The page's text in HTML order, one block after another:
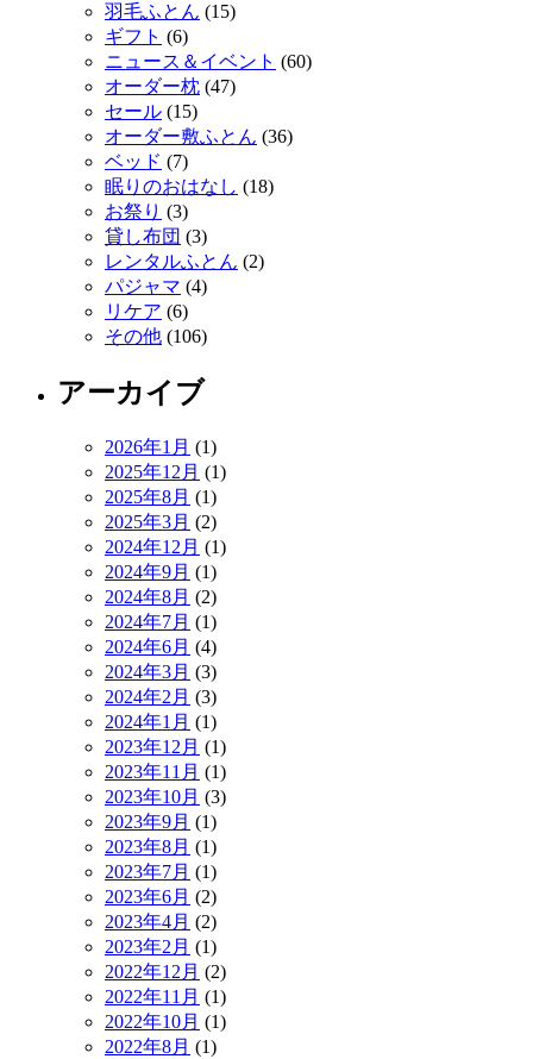
羽毛ふとん (15)
ギフト (6)
ニュース＆イベント (60)
オーダー枕 (47)
セール (15)
オーダー敷ふとん (36)
ベッド (7)
眠りのおはなし (18)
お祭り (3)
貸し布団 (3)
レンタルふとん (2)
パジャマ (4)
リケア (6)
その他 (106)
アーカイブ
2026年1月 (1)
2025年12月 (1)
2025年8月 (1)
2025年3月 (2)
2024年12月 (1)
2024年9月 (1)
2024年8月 (2)
2024年7月 (1)
2024年6月 (4)
2024年3月 (3)
2024年2月 (3)
2024年1月 (1)
2023年12月 (1)
2023年11月 (1)
2023年10月 (3)
2023年9月 (1)
2023年8月 (1)
2023年7月 (1)
2023年6月 (2)
2023年4月 (2)
2023年2月 (1)
2022年12月 (2)
2022年11月 (1)
2022年10月 (1)
2022年8月 (1)